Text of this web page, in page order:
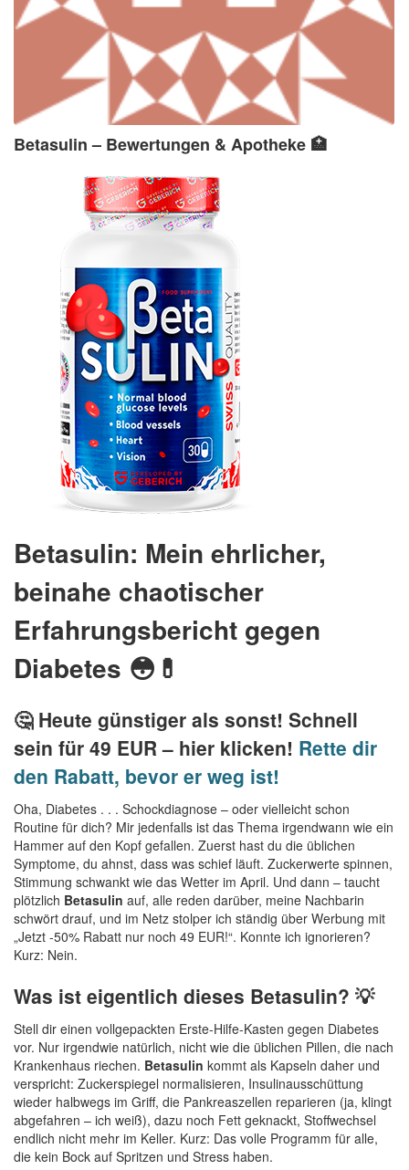
Betasulin – Bewertungen & Apotheke 🏥
Betasulin: Mein ehrlicher,
beinahe chaotischer
Erfahrungsbericht gegen
Diabetes 😳💊
🤔 Heute günstiger als sonst! Schnell
sein für 49 EUR – hier klicken! Rette dir
den Rabatt, bevor er weg ist!
Oha, Diabetes . . . Schockdiagnose – oder vielleicht schon
Routine für dich? Mir jedenfalls ist das Thema irgendwann wie ein
Hammer auf den Kopf gefallen. Zuerst hast du die üblichen
Symptome, du ahnst, dass was schief läuft. Zuckerwerte spinnen,
Stimmung schwankt wie das Wetter im April. Und dann – taucht
plötzlich Betasulin auf, alle reden darüber, meine Nachbarin
schwört drauf, und im Netz stolper ich ständig über Werbung mit
„Jetzt -50% Rabatt nur noch 49 EUR!“. Konnte ich ignorieren?
Kurz: Nein.
Was ist eigentlich dieses Betasulin? 💡
Stell dir einen vollgepackten Erste-Hilfe-Kasten gegen Diabetes
vor. Nur irgendwie natürlich, nicht wie die üblichen Pillen, die nach
Krankenhaus riechen. Betasulin kommt als Kapseln daher und
verspricht: Zuckerspiegel normalisieren, Insulinausschüttung
wieder halbwegs im Griff, die Pankreaszellen reparieren (ja, klingt
abgefahren – ich weiß), dazu noch Fett geknackt, Stoffwechsel
endlich nicht mehr im Keller. Kurz: Das volle Programm für alle,
die kein Bock auf Spritzen und Stress haben.